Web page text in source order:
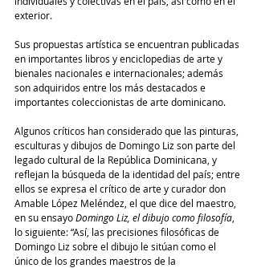
exterior.
Sus propuestas artística se encuentran publicadas
en importantes libros y enciclopedias de arte y
bienales nacionales e internacionales; además
son adquiridos entre los más destacados e
importantes coleccionistas de arte dominicano.
Algunos críticos han considerado que las pinturas,
esculturas y dibujos de Domingo Liz son parte del
legado cultural de la República Dominicana, y
reflejan la búsqueda de la identidad del país; entre
ellos se expresa el crítico de arte y curador don
Amable López Meléndez, el que dice del maestro,
en su ensayo Domingo Liz, el dibujo como filosofía
lo siguiente: “Así, las precisiones filosóficas de
Domingo Liz sobre el dibujo le sitúan como el
único de los grandes maestros de la